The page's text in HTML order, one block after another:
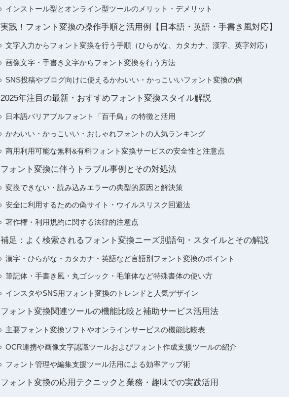
インストール型とオンライン型ツールのメリット・デメリット
実践！フォント変換の操作手順と活用例【日本語・英語・手書き風対応】
文字入力からフォント変換を行う手順（ひらがな、カタカナ、漢字、英字対応）
画像文字・手書き文字からフォント変換を行う方法
SNS投稿やブログ向けに使えるかわいい・かっこいいフォント変換の例
2025年注目の最新・おすすめフォント変換スタイル解説
日本語バリアブルフォント「百千鳥」の特徴と活用
かわいい・かっこいい・おしゃれフォントの人気ランキング
商用利用可能な無料&有料フォント変換サービスの安全性と注意点
フォント変換に伴うトラブル事例とその対処法
変換できない・読み込みエラーの典型的原因と解決策
安全に利用するための偽サイト・ウイルスリスク回避法
著作権・利用規約に関する法律的注意点
補足：よく検索されるフォント変換ニーズ別語句・スタイルとその解説
漢字・ひらがな・カタカナ・英語など言語別フォント変換のポイント
筆記体・手書き風・丸ゴシック・毛筆体など特殊書体の使い方
インスタやSNS用フォント変換のトレンドと人気デザイン
フォント変換関連ツールの機能比較と補助サービス活用法
主要フォント変換ソフトやオンラインサービスの機能比較表
OCR連携や画像文字認識ツールおよびフォント作成支援ツールの紹介
フォント管理や編集支援ツール活用による効率アップ術
フォント変換の応用テクニックと業務・趣味での実践活用